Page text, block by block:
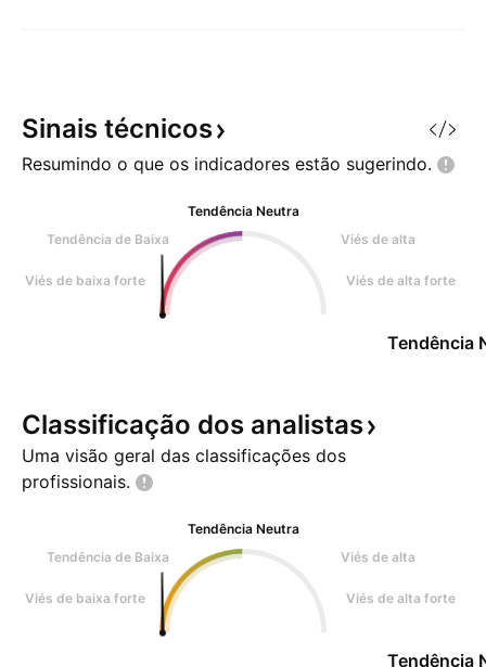
Sinais técnicos
Resumindo o que os indicadores estão sugerindo.
Tendência Neutra
Tendência de Baixa
Viés de alta
Viés de baixa forte Viés de alta forte
Tendência
Classificação dos analistas
Uma visão geral das classificações dos
profissionais.
Tendência Neutra
Tendência de Baixa
Viés de alta
Viés de baixa forte Viés de alta forte
Tendência